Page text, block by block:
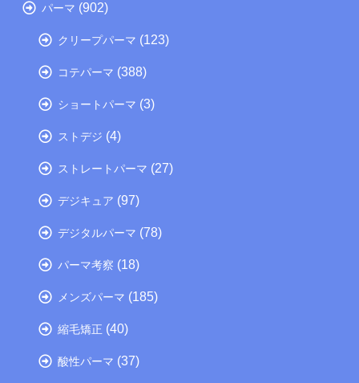
パーマ (902)
クリープパーマ (123)
コテパーマ (388)
ショートパーマ (3)
ストデジ (4)
ストレートパーマ (27)
デジキュア (97)
デジタルパーマ (78)
パーマ考察 (18)
メンズパーマ (185)
縮毛矯正 (40)
酸性パーマ (37)